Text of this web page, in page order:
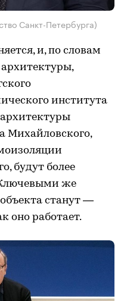
Санкт-Петербурга)
и, по словам
института
Михайловского,
будут более
же
станут —
оно работает.